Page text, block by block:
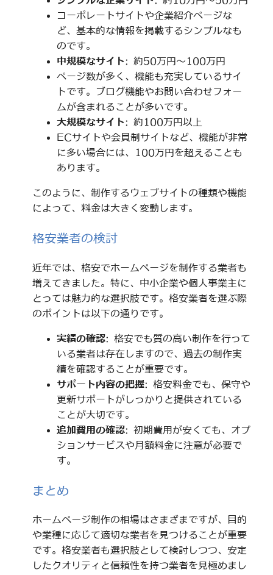
コーポレートサイトや企業紹介ページな
ど、基本的な情報を掲載するシンプルなも
のです。
中規模なサイト: 約50万円～100万円
ページ数が多く、機能も充実しているサイ
トです。ブログ機能やお問い合わせフォー
ムが含まれることが多いです。
大規模なサイト: 約100万円以上
ECサイトや会員制サイトなど、機能が非常
に多い場合には、100万円を超えることも
あります。
このように、制作するウェブサイトの種類や機能
によって、料金は大きく変動します。
格安業者の検討
近年では、格安でホームページを制作する業者も
増えてきました。特に、中小企業や個人事業主に
とっては魅力的な選択肢です。格安業者を選ぶ際
のポイントは以下の通りです。
実績の確認: 格安でも質の高い制作を行って
いる業者は存在しますので、過去の制作実
績を確認することが重要です。
サポート内容の把握: 格安料金でも、保守や
更新サポートがしっかりと提供されている
ことが大切です。
追加費用の確認: 初期費用が安くても、オプ
ションサービスや月額料金に注意が必要で
す。
まとめ
ホームページ制作の相場はさまざまですが、目的
や業種に応じて適切な業者を見つけることが重要
です。格安業者も選択肢として検討しつつ、安定
したクオリティと信頼性を持つ業者を見極めまし